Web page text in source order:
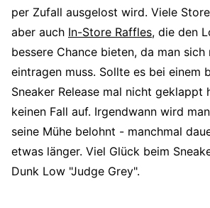
per Zufall ausgelost wird. Viele
aber auch In-Store Raffles, die den
bessere Chance bieten, da man
eintragen muss. Sollte es bei einem
Sneaker Release mal nicht geklappt
keinen Fall auf. Irgendwann wird
seine Mühe belohnt - manchmal
etwas länger. Viel Glück beim
Dunk Low "Judge Grey".